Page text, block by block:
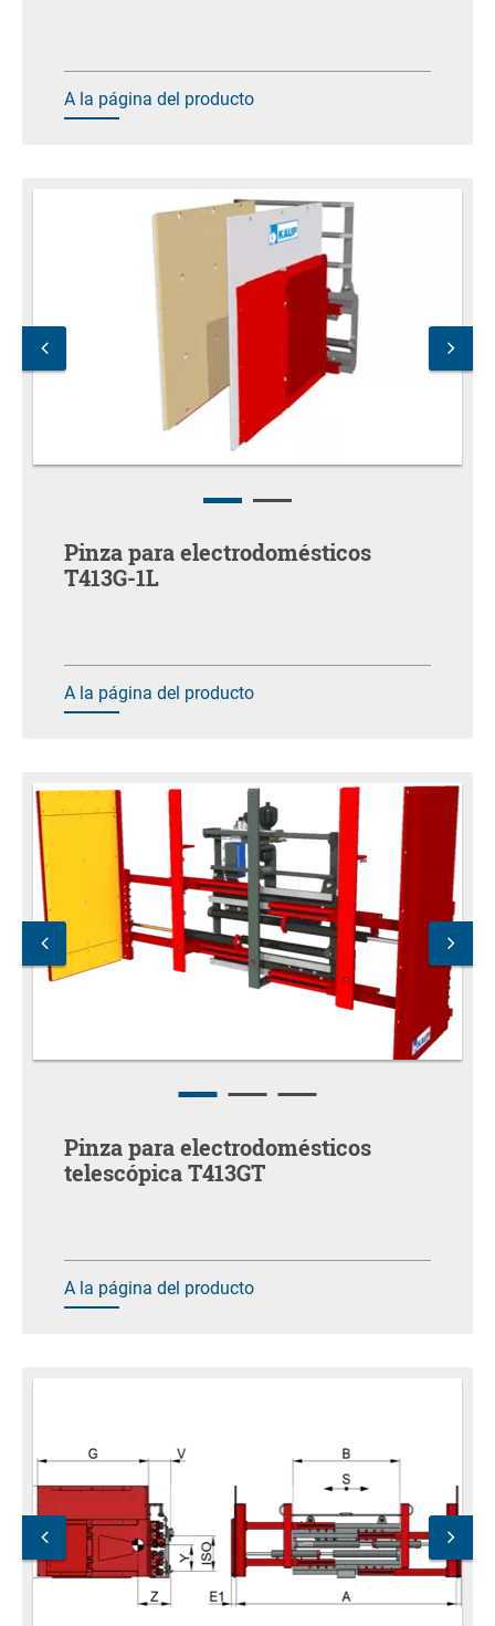
A la página del producto
Pinza para electrodomésticos
T413G-1L
A la página del producto
Pinza para electrodomésticos
telescópica T413GT
A la página del producto